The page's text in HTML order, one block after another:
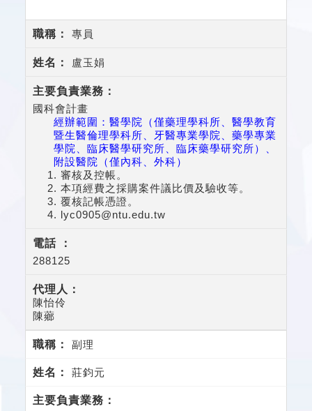
專員
盧玉娟
國科會計畫
經辦範圍：醫學院（僅藥理學科所、醫學教育
暨生醫倫理學科所、牙醫專業學院、藥學專業
學院、臨床醫學研究所、臨床藥學研究所）、
附設醫院（僅內科、外科）
審核及控帳。
本項經費之採購案件議比價及驗收等。
覆核記帳憑證。
lyc0905@ntu.edu.tw
288125
陳怡伶
陳薌
副理
莊鈞元